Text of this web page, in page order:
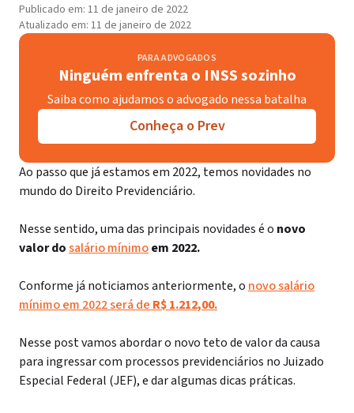
Publicado em: 11 de janeiro de 2022
Atualizado em: 11 de janeiro de 2022
PARA ADVOGADOS
Ninguém enfrenta o INSS sozinho
Saiba como ajudamos o advogado nessa batalha
Conheça o Prev
Ao passo que já estamos em 2022, temos novidades no
mundo do Direito Previdenciário.
Nesse sentido, uma das principais novidades é o novo
valor dosalário mínimoem 2022.
Conforme já noticiamos anteriormente, o novo salário
mínimo em 2022 será de R$ 1.212,00.
Nesse post vamos abordar o novo teto de valor da causa
para ingressar com processos previdenciários no Juizado
Especial Federal (JEF), e dar algumas dicas práticas.